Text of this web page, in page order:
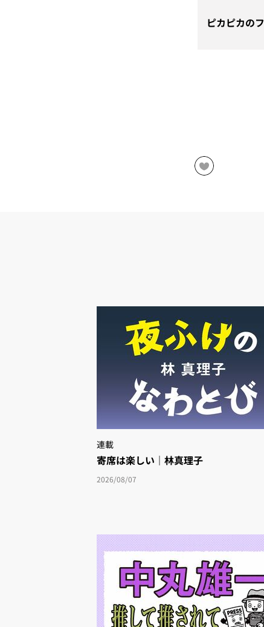
ピカピカの
連載
寄席は楽しい｜林真理子
2026/08/07